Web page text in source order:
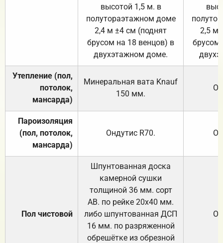
высотой 1,5 м. в
полутораэтажном доме
2,4 м ±4 см (поднят
брусом на 18 венцов) в
двухэтажном доме.
2,5 м
брусом
Утепление (пол,
потолок,
мансарда)
Минеральная вата Knauf
150 мм.
Пароизоляция
(пол, потолок,
мансарда)
Ондутис R70.
Пол чистовой
Шпунтованная доска
камерной сушки
толщиной 36 мм. сорт
АВ. по рейке 20х40 мм.
либо шпунтованная ДСП
16 мм. по разряженной
обрешётке из обрезной